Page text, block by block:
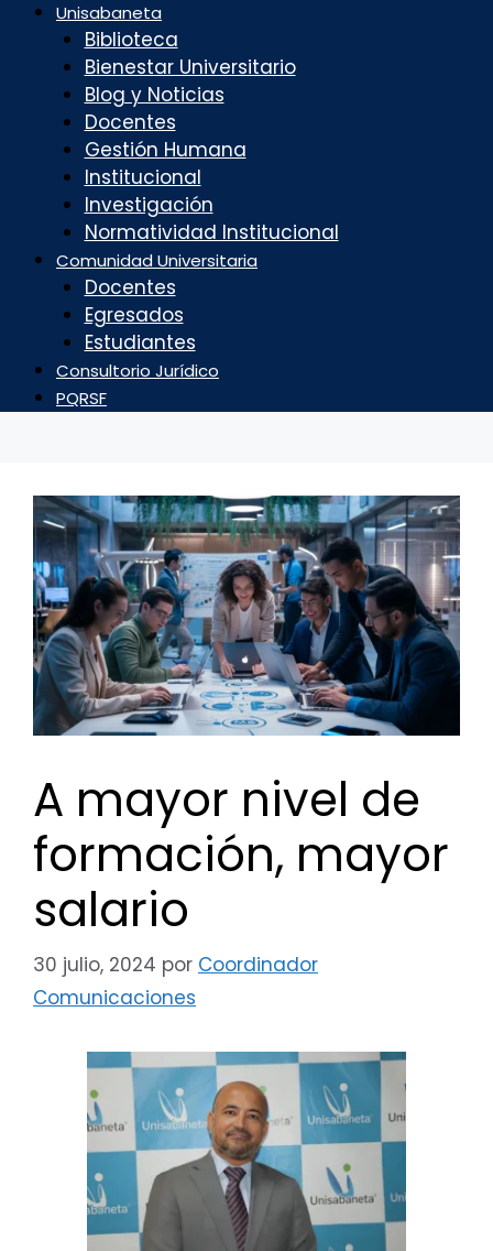
Unisabaneta
Biblioteca
Bienestar Universitario
Blog y Noticias
Docentes
Gestión Humana
Institucional
Investigación
Normatividad Institucional
Comunidad Universitaria
Docentes
Egresados
Estudiantes
Consultorio Jurídico
PQRSF
A mayor nivel de
formación, mayor
salario
30 julio, 2024 por Coordinador
Comunicaciones